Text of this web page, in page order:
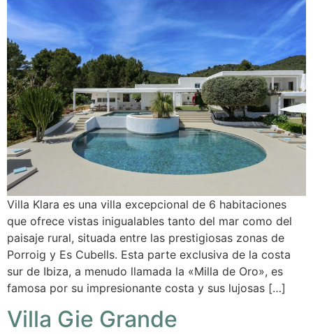
Villa Klara es una villa excepcional de 6 habitaciones
que ofrece vistas inigualables tanto del mar como del
paisaje rural, situada entre las prestigiosas zonas de
Porroig y Es Cubells. Esta parte exclusiva de la costa
sur de Ibiza, a menudo llamada la «Milla de Oro», es
famosa por su impresionante costa y sus lujosas […]
Villa Gie Grande